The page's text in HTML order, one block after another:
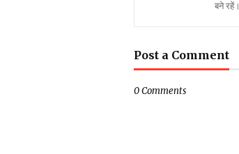
बने रहें।
Post a Comment
0 Comments